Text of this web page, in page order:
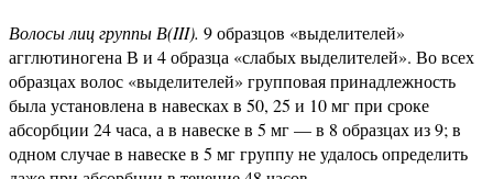
Волосы лиц группы В(III). 9 образцов «выделителей»
агглютиногена В и 4 образца «слабых выделителей». Во всех
образцах волос «выделителей» групповая принадлежность
была установлена в навесках в 50, 25 и 10 мг при сроке
абсорбции 24 часа, а в навеске в 5 мг — в 8 образцах из 9; в
одном случае в навеске в 5 мг группу не удалось определить